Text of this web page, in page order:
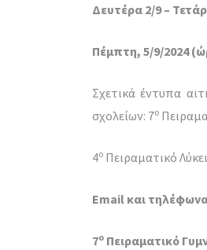
Δευτέρα 2/9 –
Πέμπτη, 5/9/2024
Σχετικά έντυπα
σχολείων: 7ο
4ο Πειραματικό
Email και
7ο Πειραματικό